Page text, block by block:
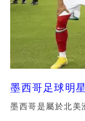
墨西哥足球明
墨西哥是屬於北美